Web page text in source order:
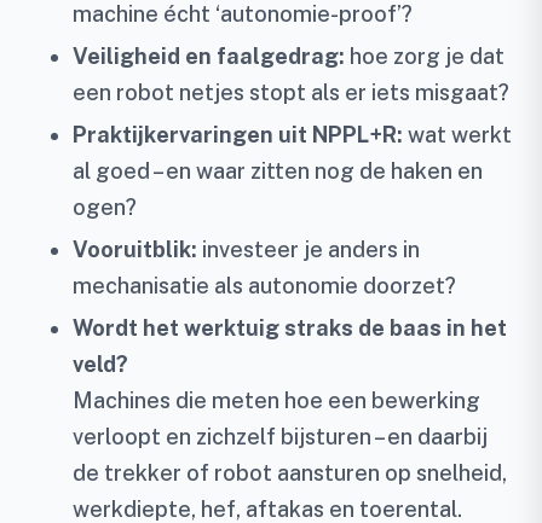
machine écht ‘autonomie-proof’?
Veiligheid en faalgedrag: hoe zorg je dat
een robot netjes stopt als er iets misgaat?
Praktijkervaringen uit NPPL+R: wat werkt
al goed – en waar zitten nog de haken en
ogen?
Vooruitblik: investeer je anders in
mechanisatie als autonomie doorzet?
Wordt het werktuig straks de baas in het
veld?
Machines die meten hoe een bewerking
verloopt en zichzelf bijsturen – en daarbij
de trekker of robot aansturen op snelheid,
werkdiepte, hef, aftakas en toerental.